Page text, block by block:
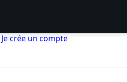
Je crée un compte